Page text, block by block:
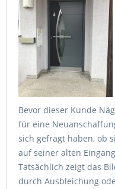
Bevor dieser Kunde
für eine
sich gefragt haben, ob
auf seiner alten
Tatsächlich zeigt das
durch Ausbleichung